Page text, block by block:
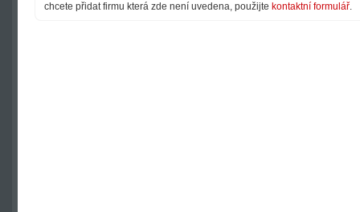
chcete přidat firmu která zde není uvedena, použijte kontaktní formulář.